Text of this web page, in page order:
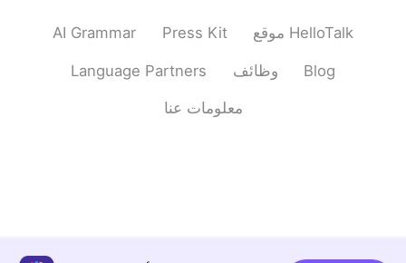
AI Grammar Press Kit موقع HelloTalk
Language Partners وظائف Blog
معلومات عنا